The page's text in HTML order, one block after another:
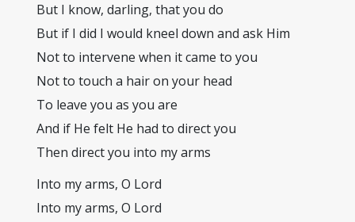
But I know, darling, that you do
But if I did I would kneel down and ask Him
Not to intervene when it came to you
Not to touch a hair on your head
To leave you as you are
And if He felt He had to direct you
Then direct you into my arms
Into my arms, O Lord
Into my arms, O Lord